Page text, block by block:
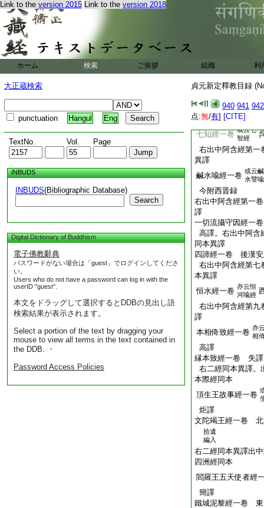
Link to the version 2015 Link to the version 2018
ホーム 検索 ご挨拶 組織 利
大正蔵検索
punctuation Hangul Eng
TextNo. Vol. Page
INBUDS
INBUDS(Bibliographic Database)
Search
Digital Dictionary of Buddhism
電子佛教辭典
パスワードがない場合は「guest」でログインしてくださ
い。
Users who do not have a password can log in with the
userID "guest".
本文をドラッグして選択するとDDBの見出し語
検索結果が表示されます。
Select a portion of the text by dragging your
mouse to view all terms in the text contained in
the DDB. ・
Password Access Policies
貞元新定釋教目録
940 941 942
点:無/有] [CITE]
同本異譯
廣略
少異
中本起經二卷 或云
初題
云出長阿含撿尋大本
瑞應本起經等同本異
從佛般泥洹下一十
別經異譯
七知經一卷 或云七
智經
右出中阿含經第一
異譯
鹹水喩經一卷 或云鹹
水譬喩
今附西晋録
右出中阿含經第一
譯
一切流攝守因經一
高譯。右出中阿含
同本異譯
四諦經一卷 後漢安
右出中阿含經第七
本異譯
恒水經一卷 亦云恒
河喩經
右出中阿含經第九
譯
本相倚致經一卷 亦
相
高譯
縁本致經一卷 失
右二經同本異譯。
本際經同本
頂生王故事經一卷
炬譯
文陀竭王經一卷 北
拾遺
編入
右二經同本異譯出
四洲經同本
閻羅王五天使者經
簡譯
鐵城泥黎經一卷 東